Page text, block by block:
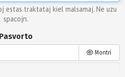
estas traktataj kiel malsamaj. Ne uzu
spacojn.
Pasvorto
Montri